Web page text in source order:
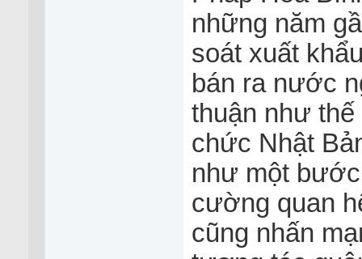
những năm
soát xuất
bán ra nước
thuận như
chức Nhật
như một
cường quan
cũng nhấn